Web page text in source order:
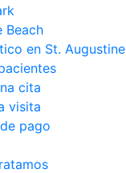
Beach
en St. Augustine
cita
visita
pago